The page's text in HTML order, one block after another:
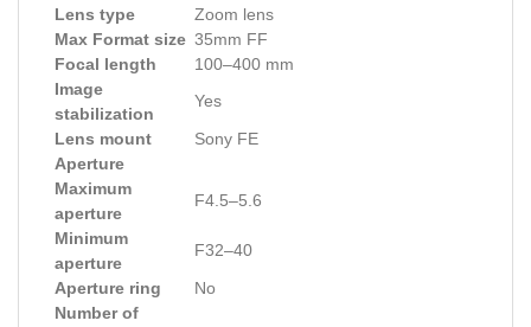
Lens type
Zoom lens
Max Format size 35mm FF
Focal length
100–400 mm
Image
stabilization
Yes
Lens mount
Sony FE
Aperture
Maximum
aperture
F4.5–5.6
Minimum
aperture
F32–40
Aperture ring
No
Number of